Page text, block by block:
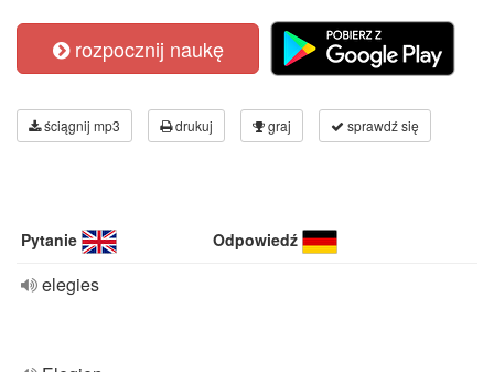
rozpocznij naukę
ściągnij mp3 drukuj graj sprawdź się
Pytanie Odpowiedź
elegies